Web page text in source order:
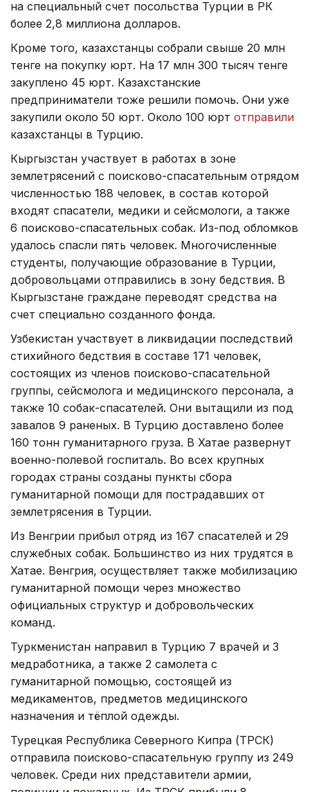
на специальный счет посольства Турции в РК
более 2,8 миллиона долларов.
Кроме того, казахстанцы собрали свыше 20 млн
тенге на покупку юрт. На 17 млн 300 тысяч тенге
закуплено 45 юрт. Казахстанские
предприниматели тоже решили помочь. Они уже
закупили около 50 юрт. Около 100 юрт отправили
казахстанцы в Турцию.
Кыргызстан участвует в работах в зоне
землетрясений с поисково-спасательным отрядом
численностью 188 человек, в состав которой
входят спасатели, медики и сейсмологи, а также
6 поисково-спасательных собак. Из-под обломков
удалось спасли пять человек. Многочисленные
студенты, получающие образование в Турции,
добровольцами отправились в зону бедствия. В
Кыргызстане граждане переводят средства на
счет специально созданного фонда.
Узбекистан участвует в ликвидации последствий
стихийного бедствия в составе 171 человек,
состоящих из членов поисково-спасательной
группы, сейсмолога и медицинского персонала, а
также 10 собак-спасателей. Они вытащили из под
завалов 9 раненых. В Турцию доставлено более
160 тонн гуманитарного груза. В Хатае развернут
военно-полевой госпиталь. Во всех крупных
городах страны созданы пункты сбора
гуманитарной помощи для пострадавших от
землетрясения в Турции.
Из Венгрии прибыл отряд из 167 спасателей и 29
служебных собак. Большинство из них трудятся в
Хатае. Венгрия, осуществляет также мобилизацию
гуманитарной помощи через множество
официальных структур и добровольческих
команд.
Туркменистан направил в Турцию 7 врачей и 3
медработника, а также 2 самолета с
гуманитарной помощью, состоящей из
медикаментов, предметов медицинского
назначения и тёплой одежды.
Турецкая Республика Северного Кипра (ТРСК)
отправила поисково-спасательную группу из 249
человек. Среди них представители армии,